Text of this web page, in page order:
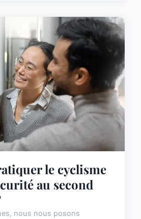
le cyclisme
au second
nous nous posons